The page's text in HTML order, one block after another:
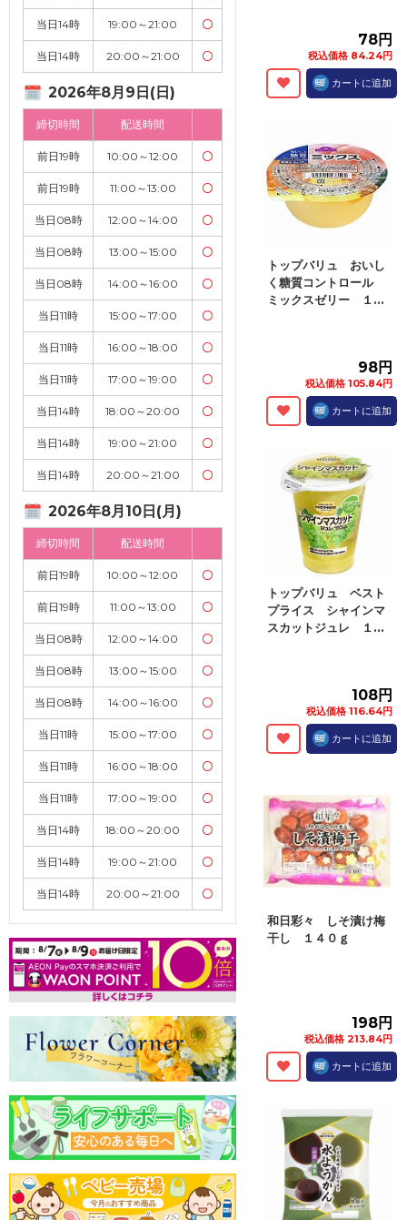
当日14時 19:00～21:00 〇
当日14時 20:00～21:00 〇
2026年8月9日(日)
締切時間 配送時間
前日19時 10:00～12:00 〇
前日19時 11:00～13:00 〇
当日08時 12:00～14:00 〇
当日08時 13:00～15:00 〇
当日08時 14:00～16:00 〇
当日11時 15:00～17:00 〇
当日11時 16:00～18:00 〇
当日11時 17:00～19:00 〇
当日14時 18:00～20:00 〇
当日14時 19:00～21:00 〇
当日14時 20:00～21:00 〇
2026年8月10日(月)
締切時間 配送時間
前日19時 10:00～12:00 〇
前日19時 11:00～13:00 〇
当日08時 12:00～14:00 〇
当日08時 13:00～15:00 〇
当日08時 14:00～16:00 〇
当日11時 15:00～17:00 〇
当日11時 16:00～18:00 〇
当日11時 17:00～19:00 〇
当日14時 18:00～20:00 〇
当日14時 19:00～21:00 〇
当日14時 20:00～21:00 〇
78円
税込価格 84.24円
カートに追加
トップバリュ おいし
く糖質コントロール
ミックスゼリー １...
98円
税込価格 105.84円
カートに追加
トップバリュ ベスト
プライス シャインマ
スカットジュレ １...
108円
税込価格 116.64円
カートに追加
和日彩々 しそ漬け梅
干し １４０ｇ
198円
税込価格 213.84円
カートに追加